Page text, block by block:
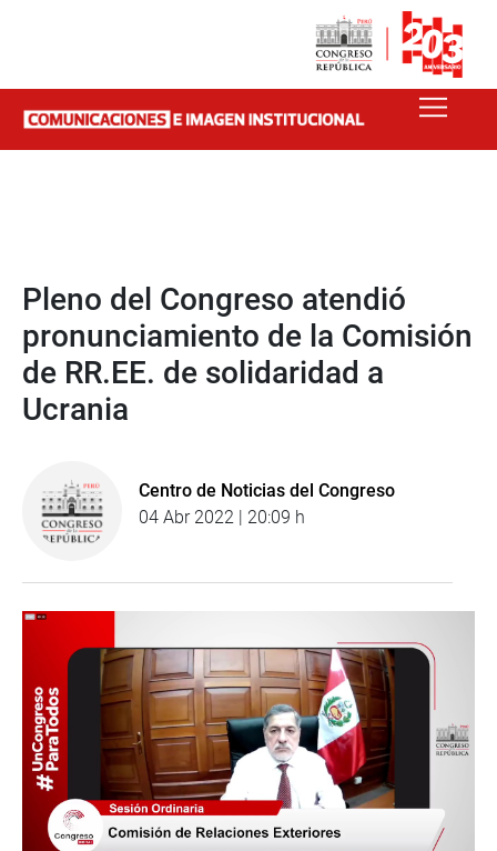
Pleno del Congreso atendió
pronunciamiento de la Comisión
de RR.EE. de solidaridad a
Ucrania
Centro de Noticias del Congreso
04 Abr 2022 | 20:09 h